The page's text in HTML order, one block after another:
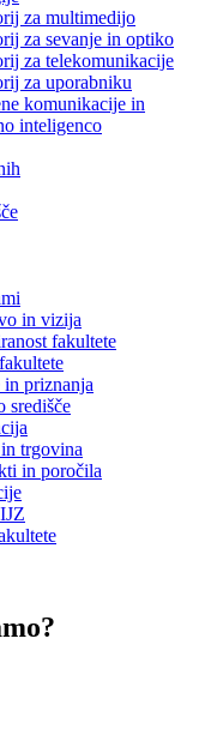
za multimedijo
za sevanje in optiko
za telekomunikacije
za uporabniku
komunikacije in
inteligenco
in vizija
fakultete
in priznanja
središče
trgovina
in poročila